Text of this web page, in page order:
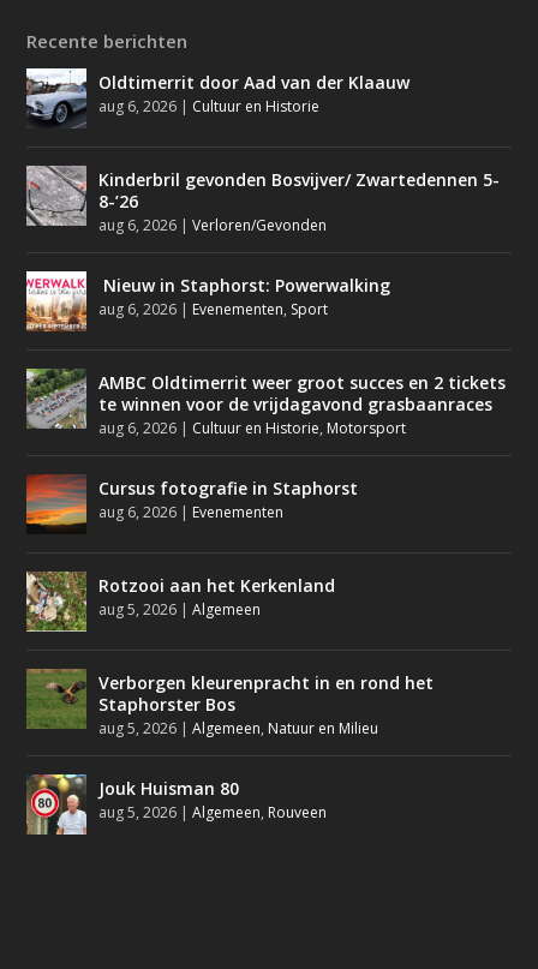
Recente berichten
Oldtimerrit door Aad van der Klaauw
aug 6, 2026 | Cultuur en Historie
Kinderbril gevonden Bosvijver/ Zwartedennen 5-
8-’26
aug 6, 2026 |Verloren/Gevonden
Nieuw in Staphorst: Powerwalking
aug 6, 2026 | Evenementen, Sport
AMBC Oldtimerrit weer groot succes en 2 tickets
te winnen voor de vrijdagavond grasbaanraces
aug 6, 2026 | Cultuur en Historie, Motorsport
Cursus fotografie in Staphorst
aug 6, 2026 | Evenementen
Rotzooi aan het Kerkenland
aug 5, 2026 |Algemeen
Verborgen kleurenpracht in en rond het
Staphorster Bos
aug 5, 2026 |Algemeen, Natuur en Milieu
Jouk Huisman 80
aug 5, 2026 |Algemeen, Rouveen